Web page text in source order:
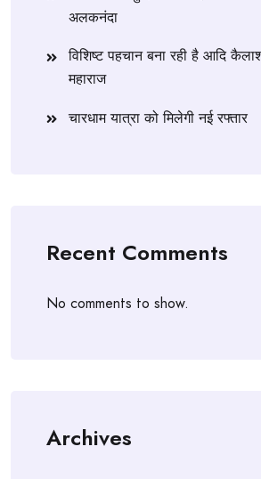
अलकनंदा
विशिष्ट पहचान बना रही है आदि
महाराज
चारधाम यात्रा को मिलेगी नई रफ्तार
Recent Comments
No comments to show.
Archives